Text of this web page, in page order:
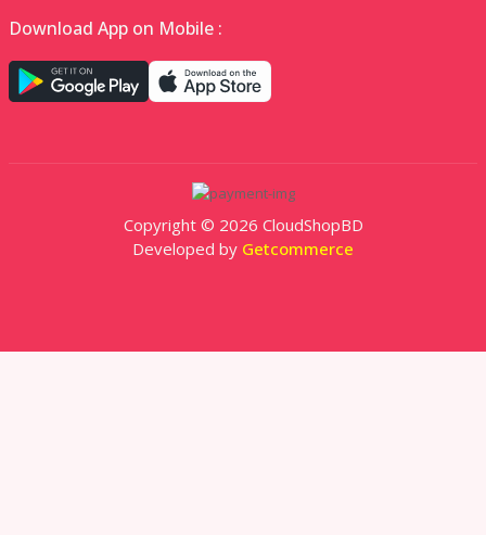
Download App on Mobile :
Copyright © 2026 CloudShopBD
Developed by Getcommerce